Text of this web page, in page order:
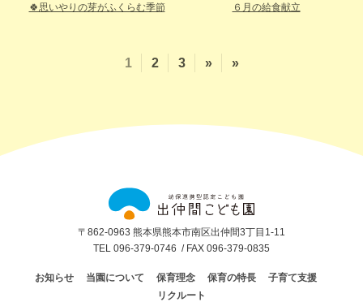
🍀思いやりの芽がふくらむ季節 ６月の給食献立
1 2 3 » »
出
仲
間
ど
園
〒862-0963 熊本県熊本市南区出仲間3丁目1-11
TEL 096-379-0746 / FAX 096-379-0835
お知らせ 当園について 保育理念 保育の特長
子育て支援
リクルート